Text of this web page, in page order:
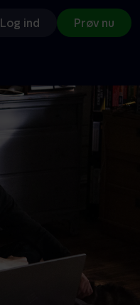
Log ind Prøv nu